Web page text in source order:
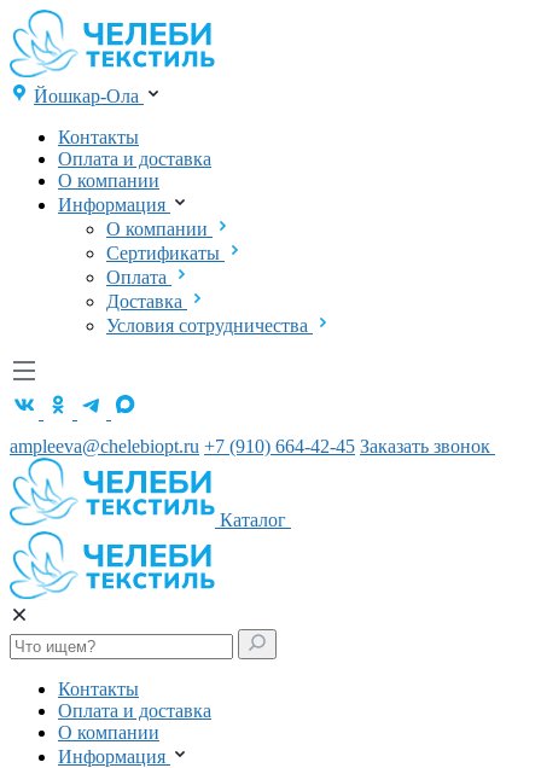
Йошкар-Ола
Контакты
Оплата и доставка
О компании
Информация
О компании
Сертификаты
Оплата
Доставка
Условия сотрудничества
ampleeva@chelebiopt.ru +7 (910) 664-42-45 Заказать звонок
Каталог
Контакты
Оплата и доставка
О компании
Информация